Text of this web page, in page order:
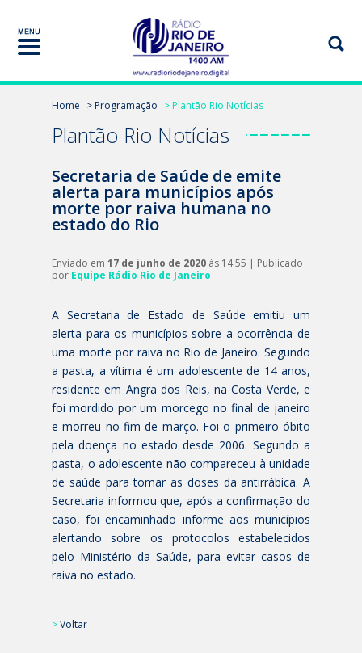
Home > Programação > Plantão Rio Notícias
Plantão Rio Notícias
Secretaria de Saúde de emite
alerta para municípios após
morte por raiva humana no
estado do Rio
Enviado em 17 de junho de 2020 às 14:55 | Publicado
por Equipe Rádio Rio de Janeiro
A Secretaria de Estado de Saúde emitiu um
alerta para os municípios sobre a ocorrência de
uma morte por raiva no Rio de Janeiro. Segundo
a pasta, a vítima é um adolescente de 14 anos,
residente em Angra dos Reis, na Costa Verde, e
foi mordido por um morcego no final de janeiro
e morreu no fim de março. Foi o primeiro óbito
pela doença no estado desde 2006. Segundo a
pasta, o adolescente não compareceu à unidade
de saúde para tomar as doses da antirrábica. A
Secretaria informou que, após a confirmação do
caso, foi encaminhado informe aos municípios
alertando sobre os protocolos estabelecidos
pelo Ministério da Saúde, para evitar casos de
raiva no estado.
>Voltar